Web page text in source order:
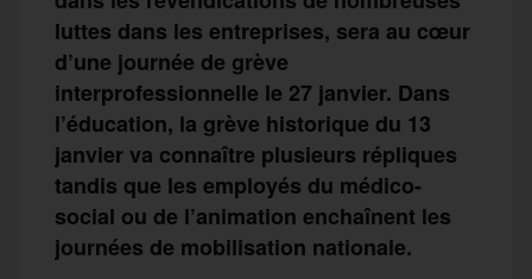
luttes dans les entreprises, sera au cœur
d’une journée de grève
interprofessionnelle le 27 janvier. Dans
l’éducation, la grève historique du 13
janvier va connaître plusieurs répliques
tandis que les employés du médico-
social ou de l’animation enchaînent les
journées de mobilisation nationale.